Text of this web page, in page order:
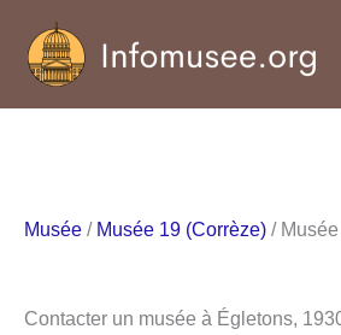
contenu
Musée / Musée 19 (Corrèze) /
Contacter un musée à Égletons,